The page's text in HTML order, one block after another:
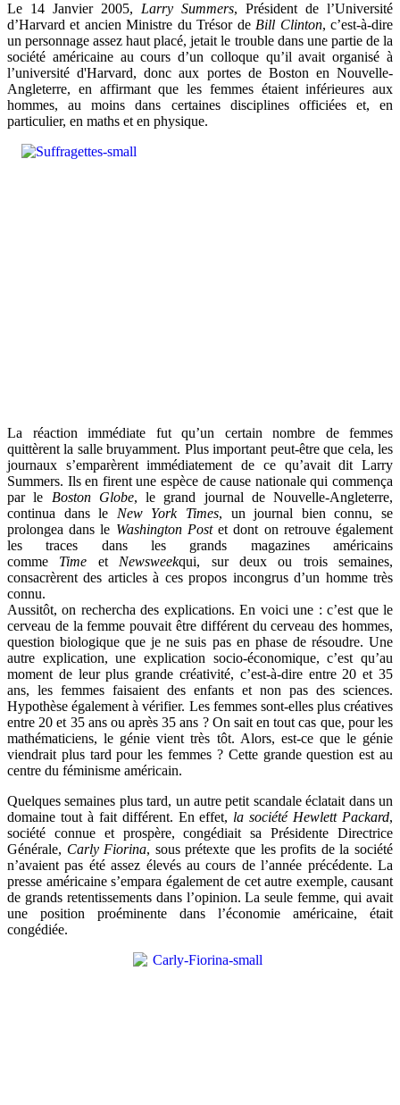
Le 14 Janvier 2005, Larry Summers, Président de l’Université
d’Harvard et ancien Ministre du Trésor de Bill Clinton, c’est-à-dire
un personnage assez haut placé, jetait le trouble dans une partie de la
société américaine au cours d’un colloque qu’il avait organisé à
l’université d'Harvard, donc aux portes de Boston en Nouvelle-
Angleterre, en affirmant que les femmes étaient inférieures aux
hommes, au moins dans certaines disciplines officiées et, en
particulier, en maths et en physique.
La réaction immédiate fut qu’un certain nombre de femmes
quittèrent la salle bruyamment. Plus important peut-être que cela, les
journaux s’emparèrent immédiatement de ce qu’avait dit Larry
Summers. Ils en firent une espèce de cause nationale qui commença
par le Boston Globe, le grand journal de Nouvelle-Angleterre,
continua dans le New York Times, un journal bien connu, se
prolongea dans le Washington Postet dont on retrouve également
les traces dans les grands magazines américains
comme Time et Newsweekqui, sur deux ou trois semaines,
consacrèrent des articles à ces propos incongrus d’un homme très
connu.
Aussitôt, on rechercha des explications. En voici une : c’est que le
cerveau de la femme pouvait être différent du cerveau des hommes,
question biologique que je ne suis pas en phase de résoudre. Une
autre explication, une explication socio-économique, c’est qu’au
moment de leur plus grande créativité, c’est-à-dire entre 20 et 35
ans, les femmes faisaient des enfants et non pas des sciences.
Hypothèse également à vérifier. Les femmes sont-elles plus créatives
entre 20 et 35 ans ou après 35 ans ? On sait en tout cas que, pour les
mathématiciens, le génie vient très tôt. Alors, est-ce que le génie
viendrait plus tard pour les femmes ? Cette grande question est au
centre du féminisme américain.
Quelques semaines plus tard, un autre petit scandale éclatait dans un
domaine tout à fait différent. En effet, la société Hewlett Packard,
société connue et prospère, congédiait sa Présidente Directrice
Générale, Carly Fiorina, sous prétexte que les profits de la société
n’avaient pas été assez élevés au cours de l’année précédente. La
presse américaine s’empara également de cet autre exemple, causant
de grands retentissements dans l’opinion. La seule femme, qui avait
une position proéminente dans l’économie américaine, était
congédiée.